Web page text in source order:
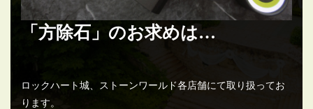
「方除石」のお求めは…
ロックハート城、ストーンワールド各店舗にて取り扱ってお
ります。